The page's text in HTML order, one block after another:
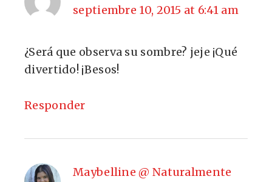
septiembre 10, 2015 at 6:41 am
¿Será que observa su sombre? jeje ¡Qué
divertido! ¡Besos!
Responder
Maybelline @ Naturalmente